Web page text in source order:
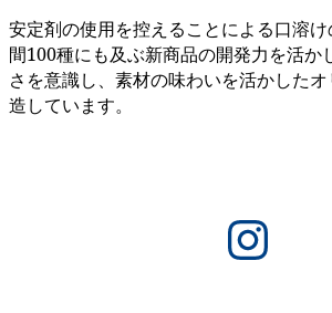
安定剤の使用を控えることによる口溶
間100種にも及ぶ新商品の開発力を活か
さを意識し、素材の味わいを活かした
造しています。